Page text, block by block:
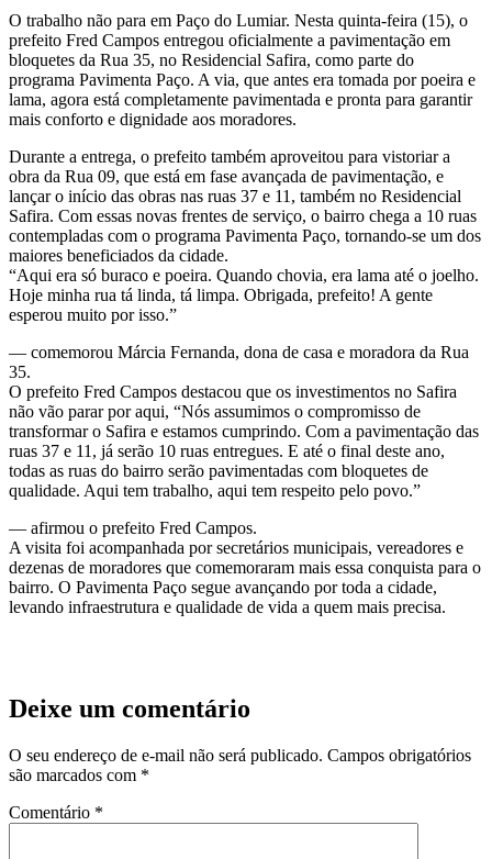
Telegram
O trabalho não para em Paço do Lumiar. Nesta quinta-feira (15), o
prefeito Fred Campos entregou oficialmente a pavimentação em
bloquetes da Rua 35, no Residencial Safira, como parte do
programa Pavimenta Paço. A via, que antes era tomada por poeira e
lama, agora está completamente pavimentada e pronta para garantir
mais conforto e dignidade aos moradores.
Durante a entrega, o prefeito também aproveitou para vistoriar a
obra da Rua 09, que está em fase avançada de pavimentação, e
lançar o início das obras nas ruas 37 e 11, também no Residencial
Safira. Com essas novas frentes de serviço, o bairro chega a 10 ruas
contempladas com o programa Pavimenta Paço, tornando-se um dos
maiores beneficiados da cidade.
“Aqui era só buraco e poeira. Quando chovia, era lama até o joelho.
Hoje minha rua tá linda, tá limpa. Obrigada, prefeito! A gente
esperou muito por isso.”
— comemorou Márcia Fernanda, dona de casa e moradora da Rua
35.
O prefeito Fred Campos destacou que os investimentos no Safira
não vão parar por aqui, “Nós assumimos o compromisso de
transformar o Safira e estamos cumprindo. Com a pavimentação das
ruas 37 e 11, já serão 10 ruas entregues. E até o final deste ano,
todas as ruas do bairro serão pavimentadas com bloquetes de
qualidade. Aqui tem trabalho, aqui tem respeito pelo povo.”
— afirmou o prefeito Fred Campos.
A visita foi acompanhada por secretários municipais, vereadores e
dezenas de moradores que comemoraram mais essa conquista para o
bairro. O Pavimenta Paço segue avançando por toda a cidade,
levando infraestrutura e qualidade de vida a quem mais precisa.
Deixe um comentário
O seu endereço de e-mail não será publicado. Campos obrigatórios
são marcados com *
Comentário *